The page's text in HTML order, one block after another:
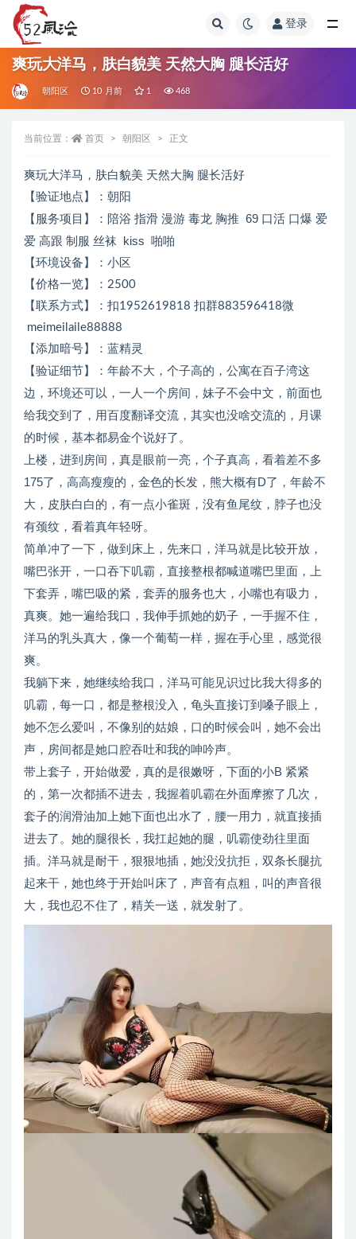
登录
爽玩大洋马，肤白貌美 天然大胸 腿长活好
朝阳区 10 月前 1 468
当前位置： 首页 朝阳区 正文
爽玩大洋马， 肤白貌美 天然大胸 腿长活好
【验证地点】：朝阳
【服务项目】： 陪浴 指滑 漫游 毒龙 胸推 69 口活 口爆 爱
爱 高跟 制服 丝袜 kiss 啪啪
【环境设备】：小区
【价格一览】：2500
【联系方式】：扣1952619818 扣群883596418微
meimeilaile88888
【添加暗号】：蓝精灵
【验证细节】： 年龄不大，个子高的，公寓在百子湾这
边，环境还可以，一人一个房间，妹子不会中文，前面也
给我交到了，用百度翻译交流，其实也没啥交流的，月课
的时候，基本都易金个说好了。
上楼，进到房间，真是眼前一亮，个子真高，看着差不多
175了，高高瘦瘦的，金色的长发，熊大概有D了，年龄不
大，皮肤白白的，有一点小雀斑，没有鱼尾纹，脖子也没
有颈纹，看着真年轻呀。
简单冲了一下，做到床上，先来口，洋马就是比较开放，
嘴巴张开，一口吞下叽霸，直接整根都喊道嘴巴里面，上
下套弄，嘴巴吸的紧，套弄的服务也大，小嘴也有吸力，
真爽。她一遍给我口，我伸手抓她的奶子，一手握不住，
洋马的乳头真大，像一个葡萄一样，握在手心里，感觉很
爽。
我躺下来，她继续给我口，洋马可能见识过比我大得多的
叽霸，每一口，都是整根没入，龟头直接订到嗓子眼上，
她不怎么爱叫，不像别的姑娘，口的时候会叫，她不会出
声，房间都是她口腔吞吐和我的呻吟声。
带上套子，开始做爱，真的是很嫩呀，下面的小B 紧紧
的，第一次都插不进去，我握着叽霸在外面摩擦了几次，
套子的润滑油加上她下面也出水了，腰一用力，就直接插
进去了。她的腿很长，我扛起她的腿，叽霸使劲往里面
插。洋马就是耐干，狠狠地插，她没没抗拒，双条长腿抗
起来干，她也终于开始叫床了，声音有点粗，叫的声音很
大，我也忍不住了，精关一送，就发射了。